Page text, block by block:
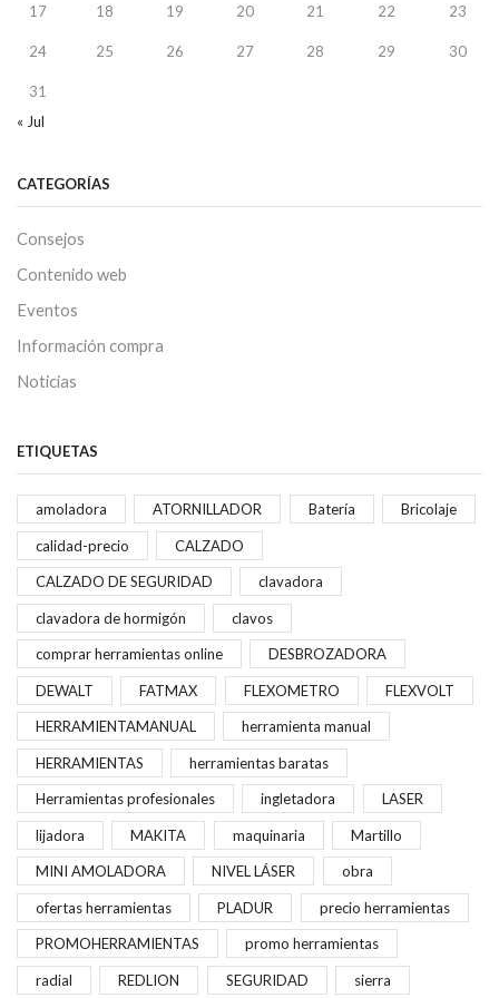
17 18 19 20 21 22 23
24 25 26 27 28 29 30
31
« Jul
CATEGORÍAS
Consejos
Contenido web
Eventos
Información compra
Noticias
ETIQUETAS
amoladora ATORNILLADOR Batería Bricolaje
calidad-precio CALZADO
CALZADO DE SEGURIDAD clavadora
clavadora de hormigón clavos
comprar herramientas online DESBROZADORA
DEWALT FATMAX FLEXOMETRO FLEXVOLT
HERRAMIENTAMANUAL herramienta manual
HERRAMIENTAS herramientas baratas
Herramientas profesionales ingletadora LASER
lijadora MAKITA maquinaria Martillo
MINI AMOLADORA NIVEL LÁSER obra
ofertas herramientas PLADUR precio herramientas
PROMOHERRAMIENTAS promo herramientas
radial REDLION SEGURIDAD sierra